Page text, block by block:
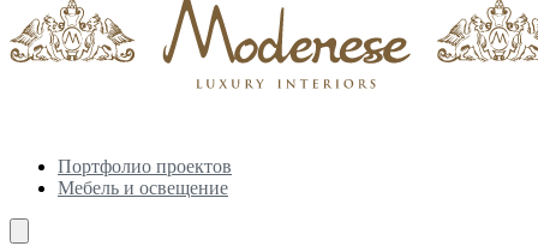
Портфолио проектов
Мебель и освещение